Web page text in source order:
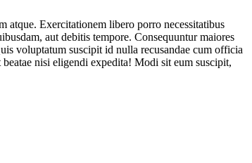
atque. Exercitationem libero porro necessitatibus
aut debitis tempore. Consequuntur maiores
voluptatum suscipit id nulla recusandae cum officia
nisi eligendi expedita! Modi sit eum suscipit,